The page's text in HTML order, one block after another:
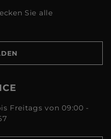
Sie alle
Freitags von 09:00 -